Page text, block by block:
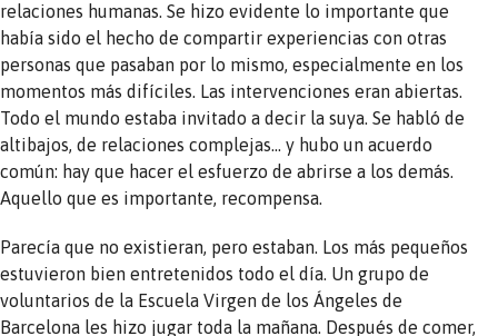
relaciones humanas. Se hizo evidente lo importante que
había sido el hecho de compartir experiencias con otras
personas que pasaban por lo mismo, especialmente en los
momentos más difíciles. Las intervenciones eran abiertas.
Todo el mundo estaba invitado a decir la suya. Se habló de
altibajos, de relaciones complejas… y hubo un acuerdo
común: hay que hacer el esfuerzo de abrirse a los demás.
Aquello que es importante, recompensa.
Parecía que no existieran, pero estaban. Los más pequeños
estuvieron bien entretenidos todo el día. Un grupo de
voluntarios de la Escuela Virgen de los Ángeles de
Barcelona les hizo jugar toda la mañana. Después de comer,